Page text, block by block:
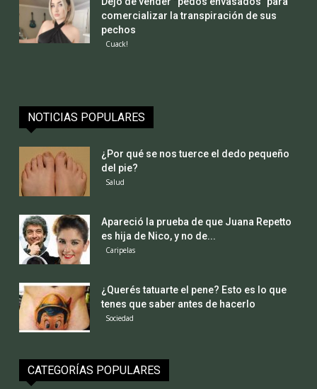
comercializar la transpiración de sus
pechos
Cuack!
NOTICIAS POPULARES
¿Por qué se nos tuerce el dedo pequeño
del pie?
Salud
Apareció la prueba de que Juana Repetto
es hija de Nico, y no de...
Caripelas
¿Querés tatuarte el pene? Esto es lo que
tenes que saber antes de hacerlo
Sociedad
CATEGORÍAS POPULARES